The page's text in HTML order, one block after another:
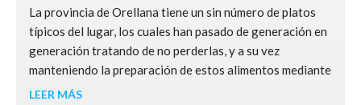
La provincia de Orellana tiene un sin número de platos
típicos del lugar, los cuales han pasado de generación en
generación tratando de no perderlas, y a su vez
manteniendo la preparación de estos alimentos mediante
cultivo natural. Maito de Pescado: Es un pescado
LEER MÁS